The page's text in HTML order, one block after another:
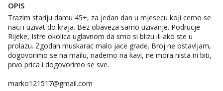
OPIS
Trazim stariju damu 45+, za jedan dan u mjesecu koji cemo se
naci i uzivat do kraja. Bez obaveza samo uzivanje. Podrucje
Rijeke, Istre okolica uglavnom da smo si blizu ili ako ste u
prolazu. Zgodan muskarac malo jace grade. Broj ne ostavljam,
dogovorimo se na mailu, nademo na kavi, ne mora nista ni biti,
prvo prica i dogovorimo se sve.
marko121517@gmail.com